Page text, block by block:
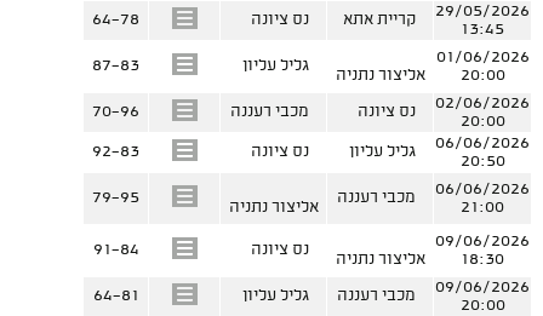
29/05/2026
13:45
קריית אתא נס ציונה 64-78
01/06/2026
20:00
אליצור נתניה
גליל עליון 87-83
02/06/2026
20:00
נס ציונה מכבי רעננה
70-96
06/06/2026
20:50
גליל עליון נס ציונה 92-83
06/06/2026
21:00
מכבי רעננה
אליצור נתניה
79-95
09/06/2026
18:30
אליצור נתניה
נס ציונה 91-84
09/06/2026
20:00
מכבי רעננה גליל עליון
64-81